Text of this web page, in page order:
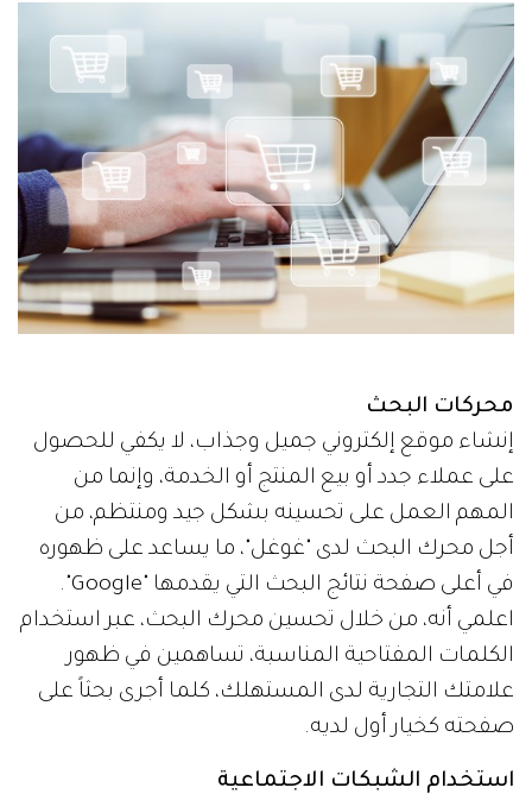
محركات البحث
إنشاء موقع إلكتروني جميل وجذاب، لا يكفي للحصول
على عملاء جدد أو بيع المنتج أو الخدمة، وإنما من
المهم العمل على تحسينه بشكل جيد ومنتظم، من
أجل محرك البحث لدى "غوغل"، ما يساعد على ظهوره
في أعلى صفحة نتائج البحث التي يقدمها "Google".
اعلمي أنه، من خلال تحسين محرك البحث، عبر استخدام
الكلمات المفتاحية المناسبة، تساهمين في ظهور
علامتك التجارية لدى المستهلك، كلما أجرى بحثاً على
صفحته كخيار أول لديه.
استخدام الشبكات الاجتماعية